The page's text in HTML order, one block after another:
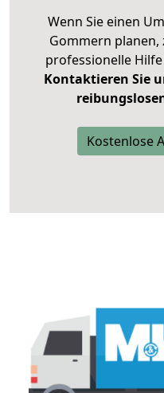
Wenn Sie einen
Gommern planen,
professionelle
Kontaktieren Sie
Kostenlose